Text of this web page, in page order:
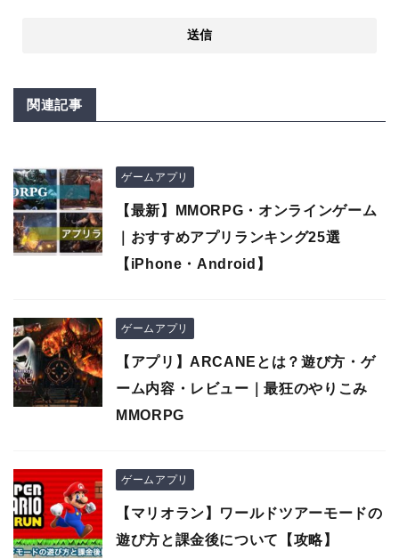
関連記事
ゲームアプリ
【最新】MMORPG・オンラインゲーム
｜おすすめアプリランキング25選
【iPhone・Android】
ゲームアプリ
【アプリ】ARCANEとは？遊び方・ゲ
ーム内容・レビュー｜最狂のやりこみ
MMORPG
ゲームアプリ
【マリオラン】ワールドツアーモードの
遊び方と課金後について【攻略】